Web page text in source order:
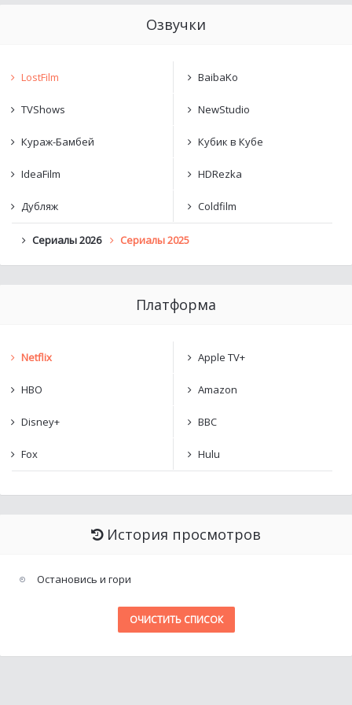
Озвучки
LostFilm BaibaKo
TVShows NewStudio
Кураж-Бамбей Кубик в Кубе
IdeaFilm HDRezka
Дубляж Coldfilm
Сериалы 2026 Сериалы 2025
Платформа
Netflix Apple TV+
HBO Amazon
Disney+ BBC
Fox Hulu
История просмотров
Остановись и гори
ОЧИСТИТЬ СПИСОК